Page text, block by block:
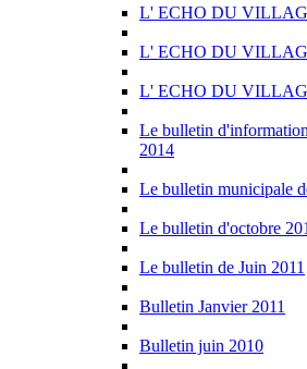
L' ECHO DU
L' ECHO DU
L' ECHO DU
Le bulletin
2014
Le bulletin municipale
Le bulletin d'octobre
Le bulletin de Juin 2011
Bulletin Janvier 2011
Bulletin juin 2010